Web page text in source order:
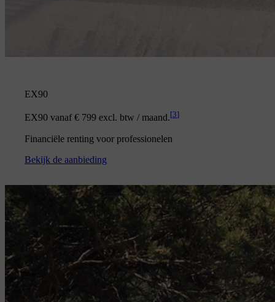
EX90
EX90 vanaf € 799 excl. btw / maand.[3]
Financiële renting voor professionelen
Bekijk de aanbieding